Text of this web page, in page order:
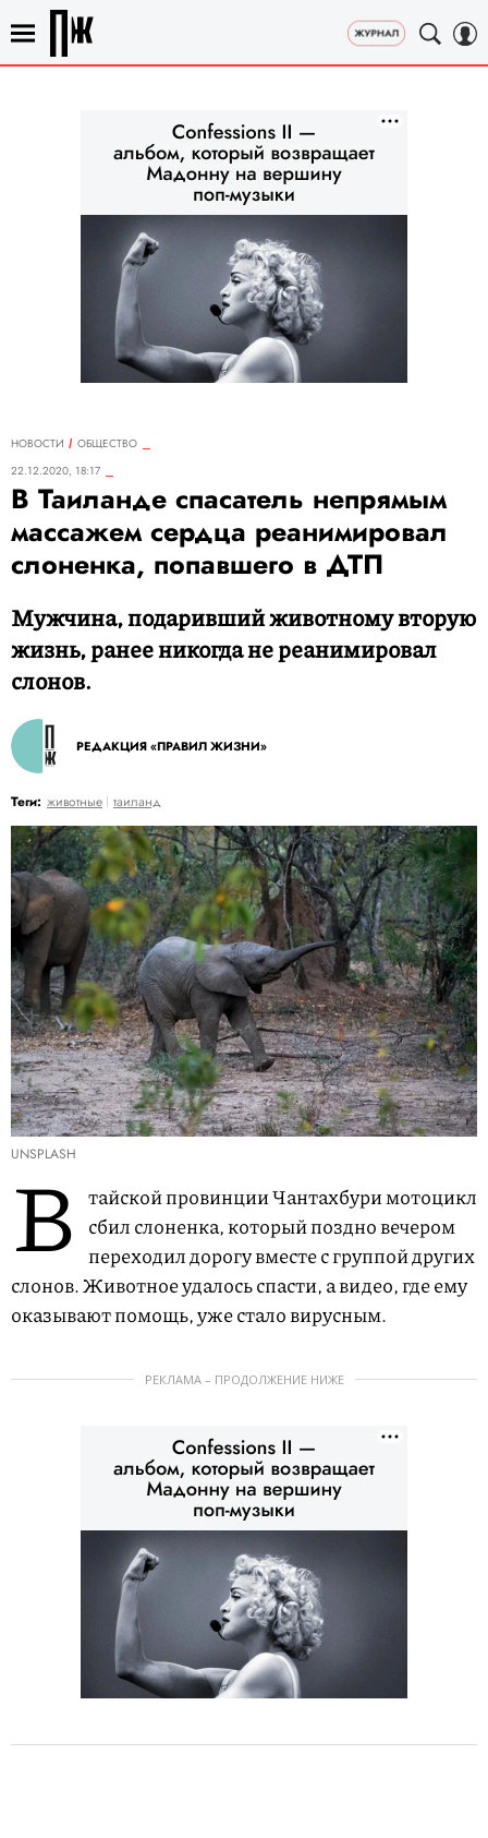
НОВОСТИ
ОБЩЕСТВО
22.12.2020, 18:17
В Таиланде спасатель непрямым
массажем сердца реанимировал
слоненка, попавшего в ДТП
Мужчина, подаривший животному вторую
жизнь, ранее никогда не реанимировал
слонов.
РЕДАКЦИЯ «ПРАВИЛ ЖИЗНИ»
Теги: животные таиланд
UNSPLASH
В тайской провинции Чантахбури мотоцикл
сбил слоненка, который поздно вечером
переходил дорогу вместе с группой других
слонов. Животное удалось спасти, а видео, где ему
оказывают помощь, уже стало вирусным.
РЕКЛАМА – ПРОДОЛЖЕНИЕ НИЖЕ